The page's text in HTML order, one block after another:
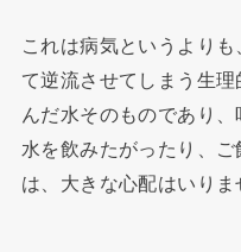
これは病気というより
て逆流させてしまう生
んだ水そのものであり
水を飲みたがったり、
は、大きな心配はいりま